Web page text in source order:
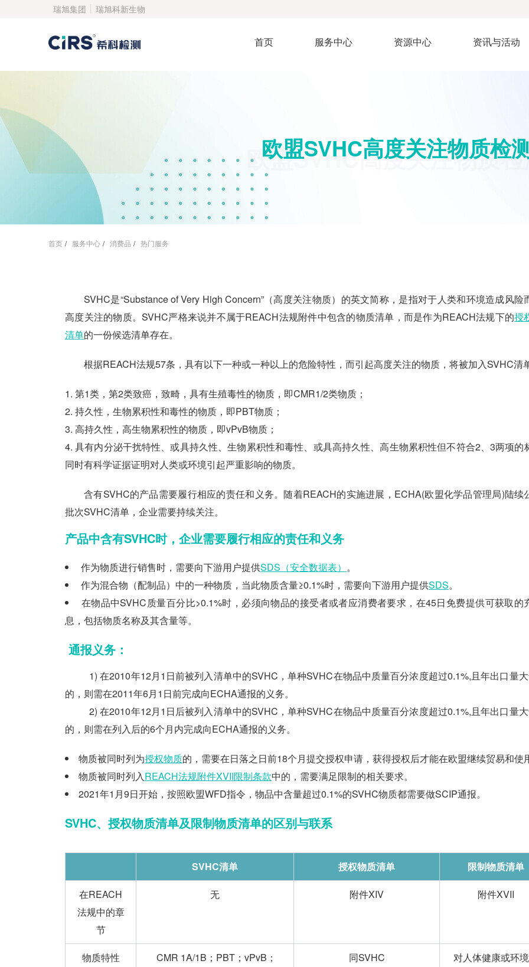
瑞旭集团 瑞旭科新生物
首页 服务中心 资源中心 资讯与活动
欧盟SVHC高度关注物质检
欧盟SVHC高度关注物质
首页 / 服务中心 / 消费品 / 热门服务
SVHC是“Substance of Very High Concern”（高度关注物质）的英文简称，是指对于人类和环境造成风险
高度关注的物质。SVHC严格来说并不属于REACH法规附件中包含的物质清单，而是作为REACH法规下的授
清单的一份候选清单存在。
根据REACH法规57条，具有以下一种或一种以上的危险特性，而引起高度关注的物质，将被加入SVHC清
第1类，第2类致癌，致畸，具有生殖毒性的物质，即CMR1/2类物质；
持久性，生物累积性和毒性的物质，即PBT物质；
高持久性，高生物累积性的物质，即vPvB物质；
具有内分泌干扰特性、或具持久性、生物累积性和毒性、或具高持久性、高生物累积性但不符合2、3两项的
同时有科学证据证明对人类或环境引起严重影响的物质。
含有SVHC的产品需要履行相应的责任和义务。随着REACH的实施进展，ECHA(欧盟化学品管理局)陆续
批次SVHC清单，企业需要持续关注。
产品中含有SVHC时，企业需要履行相应的责任和义务
作为物质进行销售时，需要向下游用户提供SDS（安全数据表） 。
作为混合物（配制品）中的一种物质，当此物质含量≥0.1%时，需要向下游用户提供SDS。
在物品中SVHC质量百分比>0.1%时，必须向物品的接受者或者应消费者要求，在45日免费提供可获取的
息，包括物质名称及其含量等。
通报义务：
1) 在2010年12月1日前被列入清单中的SVHC，单种SVHC在物品中质量百分浓度超过0.1%,且年出口量
的，则需在2011年6月1日前完成向ECHA通报的义务。
2) 在2010年12月1日后被列入清单中的SVHC，单种SVHC在物品中质量百分浓度超过0.1%,且年出口量
的，则需在列入后的6个月内完成向ECHA通报的义务。
物质被同时列为授权物质的，需要在日落之日前18个月提交授权申请，获得授权后才能在欧盟继续贸易和使
物质被同时列入REACH法规附件XVII限制条款中的，需要满足限制的相关要求。
2021年1月9日开始，按照欧盟WFD指令，物品中含量超过0.1%的SVHC物质都需要做SCIP通报。
SVHC、 授权物质清单及限制物质清单的区别与联系
SVHC清单 授权物质清单 限制物质清单
在REACH
法规中的章
节
无 附件XIV 附件XVII
物质特性
CMR 1A/1B；PBT；vPvB；
同SVHC
对人体健康或环